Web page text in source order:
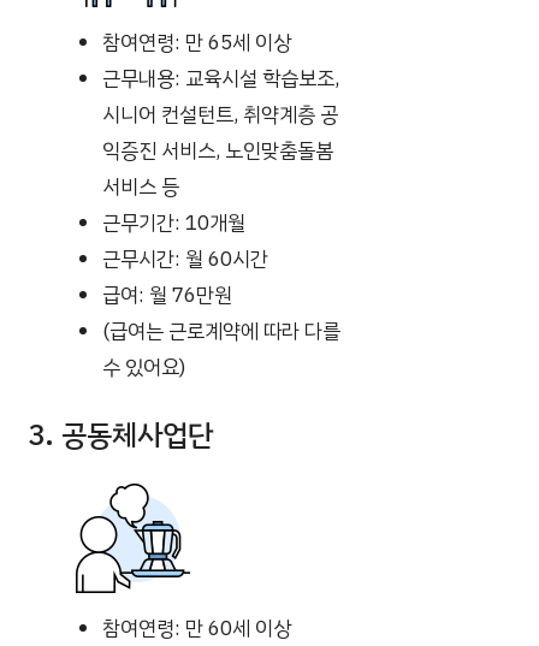
참여연령: 만 65세 이상
근무내용: 교육시설 학습보조,
시니어 컨설턴트, 취약계층 공
익증진 서비스, 노인맞춤돌봄
서비스 등
근무기간: 10개월
근무시간: 월 60시간
급여: 월 76만원
(급여는 근로계약에 따라 다를
수 있어요)
3. 공동체사업단
참여연령: 만 60세 이상